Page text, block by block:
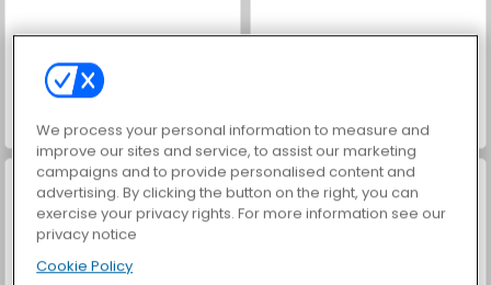
ASMR Makeover & Makeup Studio VegaMix Da Vinci Puzzles
We process your personal information to measure and
improve our sites and service, to assist our marketing
campaigns and to provide personalised content and
advertising. By clicking the button on the right, you can
exercise your privacy rights. For more information see our
privacy notice
Cookie Policy